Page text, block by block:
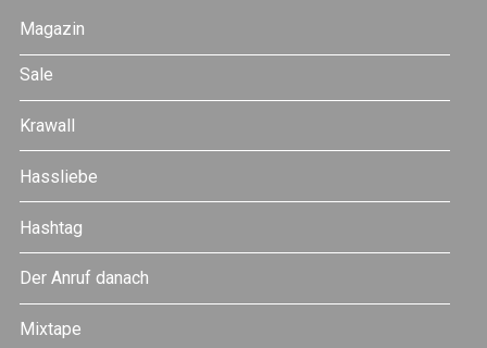
Magazin
Sale
Krawall
Hassliebe
Hashtag
Der Anruf danach
Mixtape